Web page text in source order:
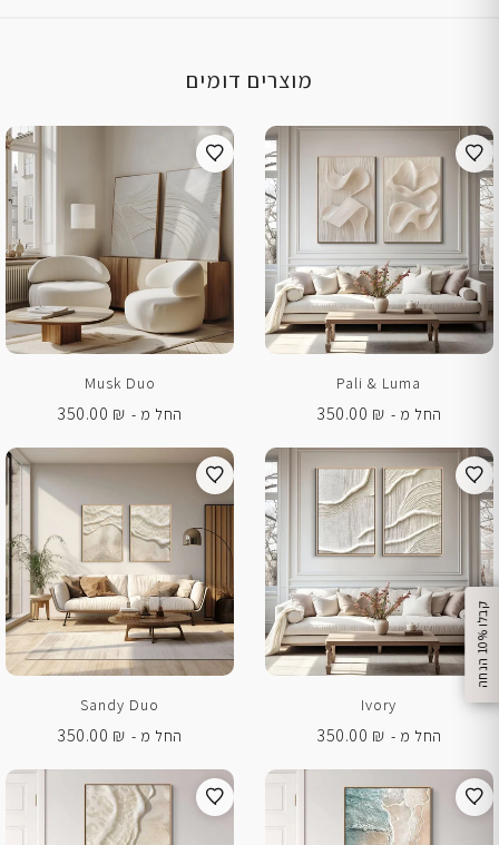
ק
ב
ל
ו
1
0
%
ה
נ
ח
ה
מוצרים דומים
Pali & Luma
החל מ -
350.00 ₪
Musk Duo
החל מ -
350.00 ₪
Ivory
החל מ -
350.00 ₪
Sandy Duo
החל מ -
350.00 ₪